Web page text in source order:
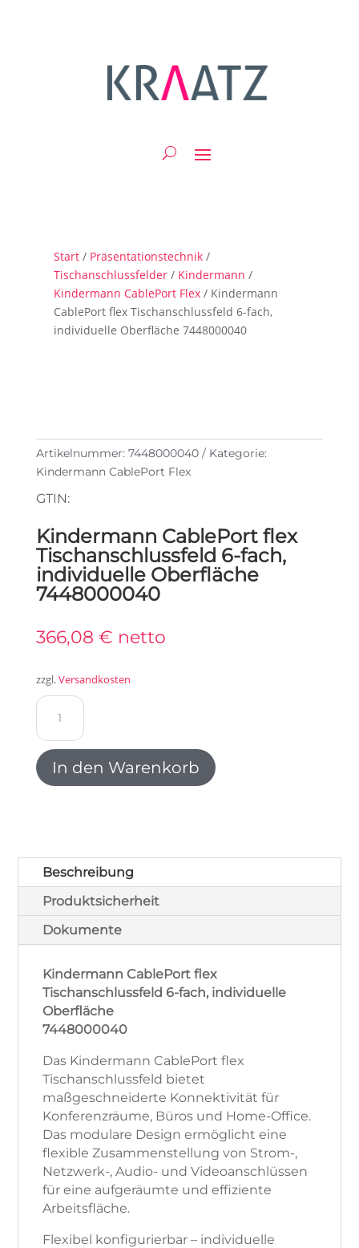
Start / Präsentationstechnik /
Tischanschlussfelder / Kindermann /
Kindermann CablePort Flex / Kindermann
CablePort flex Tischanschlussfeld 6-fach,
individuelle Oberfläche 7448000040
Artikelnummer: 7448000040
Kategorie:
Kindermann CablePort Flex
GTIN:
Kindermann CablePort flex
Tischanschlussfeld 6-fach,
individuelle Oberfläche
7448000040
366,08 € netto
zzgl.Versandkosten
Kindermann
CablePort
flex
Tischanschlussfeld
6-
Menge
In den Warenkorb
Beschreibung
Produktsicherheit
Dokumente
Kindermann CablePort flex
Tischanschlussfeld 6-fach, individuelle
Oberfläche
7448000040
Das Kindermann CablePort flex
Tischanschlussfeld bietet
maßgeschneiderte Konnektivität für
Konferenzräume, Büros und Home-Office.
Das modulare Design ermöglicht eine
flexible Zusammenstellung von Strom-,
Netzwerk-, Audio- und Videoanschlüssen
für eine aufgeräumte und effiziente
Arbeitsfläche.
Flexibel konfigurierbar – individuelle